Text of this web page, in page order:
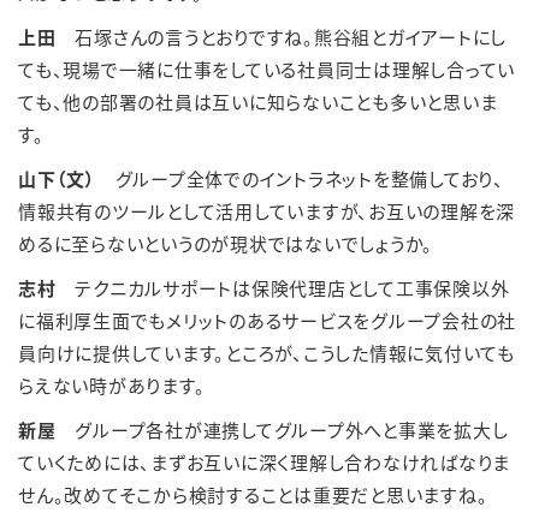
上田 石塚さんの言うとおりですね。熊谷組とガイアートにし
ても、現場で一緒に仕事をしている社員同士は理解し合ってい
ても、他の部署の社員は互いに知らないことも多いと思いま
す。
山下（文）
グループ全体でのイントラネットを整備しており、
情報共有のツールとして活用していますが、お互いの理解を深
めるに至らないというのが現状ではないでしょうか。
志村 テクニカルサポートは保険代理店として工事保険以外
に福利厚生面でもメリットのあるサービスをグループ会社の社
員向けに提供しています。ところが、こうした情報に気付いても
らえない時があります。
新屋 グループ各社が連携してグループ外へと事業を拡大し
ていくためには、まずお互いに深く理解し合わなければなりま
せん。改めてそこから検討することは重要だと思いますね。